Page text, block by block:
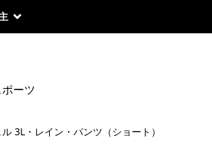
ーツ
3L・レイン・パンツ（ショート）